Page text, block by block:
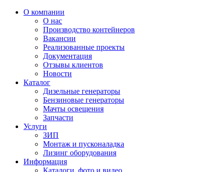
О компании
О нас
Производство контейнеров
Вакансии
Реализованные проекты
Документация
Отзывы клиентов
Новости
Каталог
Дизельные генераторы
Бензиновые генераторы
Мачты освещения
Запчасти
Услуги
ЗИП
Монтаж и пусконаладка
Лизинг оборудования
Информация
Каталоги, фото и видео